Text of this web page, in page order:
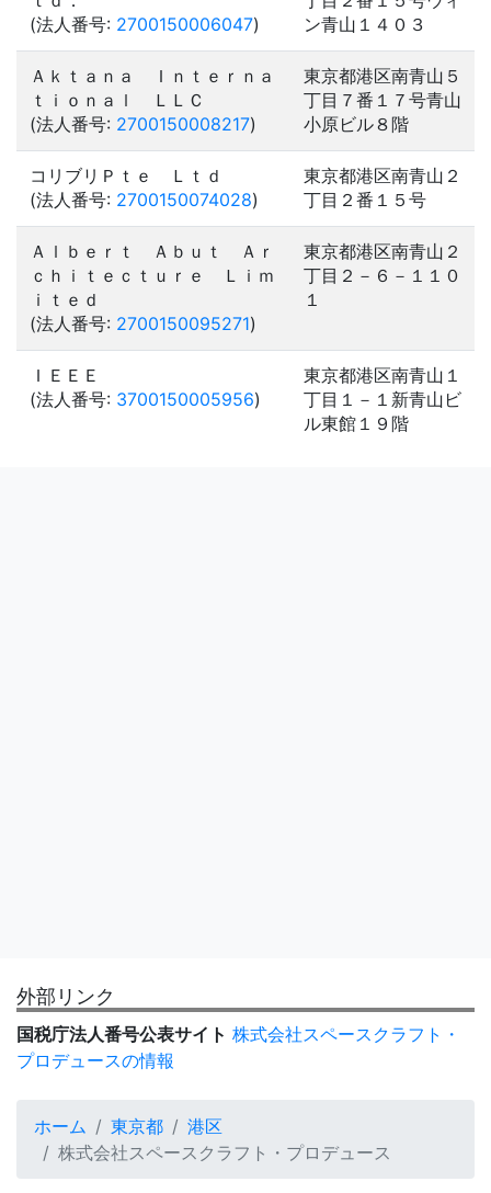
(法人番号: 2700150006047)
ン青山１４０３
Ａｋｔａｎａ Ｉｎｔｅｒｎａ
ｔｉｏｎａｌ ＬＬＣ
(法人番号: 2700150008217)
東京都港区南青山５
丁目７番１７号青山
小原ビル８階
コリブリＰｔｅ Ｌｔｄ
(法人番号: 2700150074028)
東京都港区南青山２
丁目２番１５号
Ａｌｂｅｒｔ Ａｂｕｔ Ａｒ
ｃｈｉｔｅｃｔｕｒｅ Ｌｉｍ
ｉｔｅｄ
(法人番号: 2700150095271)
東京都港区南青山２
丁目２－６－１１０
１
ＩＥＥＥ
(法人番号: 3700150005956)
東京都港区南青山１
丁目１－１新青山ビ
ル東館１９階
外部リンク
国税庁法人番号公表サイト 株式会社スペースクラフト・
プロデュースの情報
ホーム 東京都
港区
株式会社スペースクラフト・プロデュース